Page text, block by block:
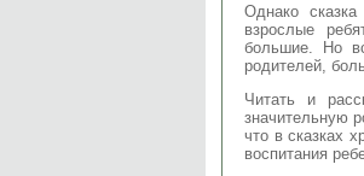
Однако
взрослые
большие. Но
родителей,
Читать и
значительную
что в сказках
воспитания